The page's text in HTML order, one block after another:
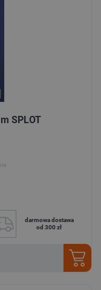
SPLOT
darmowa dostawa
od 300 zł